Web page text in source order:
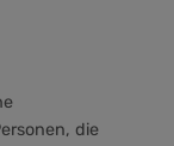
die